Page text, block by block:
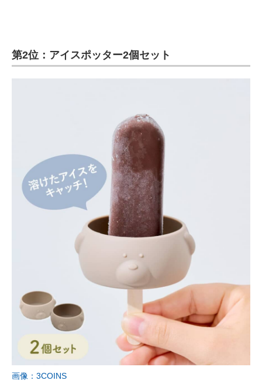
第2位：アイスポッター2個セット
画像：3COINS